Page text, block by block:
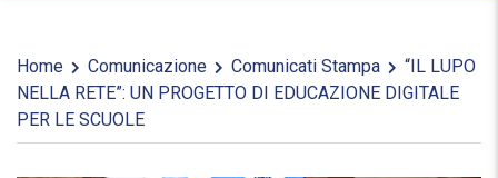
Home Comunicazione Comunicati Stampa
“IL LUPO
NELLA RETE”: UN PROGETTO DI EDUCAZIONE DIGITALE
PER LE SCUOLE